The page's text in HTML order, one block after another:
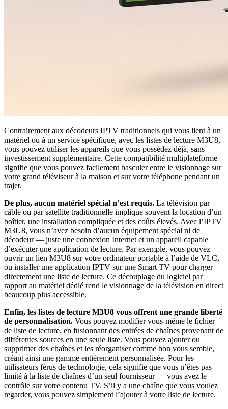
Contrairement aux décodeurs IPTV traditionnels qui vous lient à un
matériel ou à un service spécifique, avec les listes de lecture M3U8,
vous pouvez utiliser les appareils que vous possédez déjà, sans
investissement supplémentaire. Cette compatibilité multiplateforme
signifie que vous pouvez facilement basculer entre le visionnage sur
votre grand téléviseur à la maison et sur votre téléphone pendant un
trajet.
De plus, aucun matériel spécial n’est requis. La télévision par
câble ou par satellite traditionnelle implique souvent la location d’un
boîtier, une installation compliquée et des coûts élevés. Avec l’IPTV
M3U8, vous n’avez besoin d’aucun équipement spécial ni de
décodeur — juste une connexion Internet et un appareil capable
d’exécuter une application de lecture. Par exemple, vous pouvez
ouvrir un lien M3U8 sur votre ordinateur portable à l’aide de VLC,
ou installer une application IPTV sur une Smart TV pour charger
directement une liste de lecture. Ce découplage du logiciel par
rapport au matériel dédié rend le visionnage de la télévision en direct
beaucoup plus accessible.
Enfin, les listes de lecture M3U8 vous offrent une grande liberté
de personnalisation. Vous pouvez modifier vous-même le fichier
de liste de lecture, en fusionnant des entrées de chaînes provenant de
différentes sources en une seule liste. Vous pouvez ajouter ou
supprimer des chaînes et les réorganiser comme bon vous semble,
créant ainsi une gamme entièrement personnalisée. Pour les
utilisateurs férus de technologie, cela signifie que vous n’êtes pas
limité à la liste de chaînes d’un seul fournisseur — vous avez le
contrôle sur votre contenu TV. S’il y a une chaîne que vous voulez
regarder, vous pouvez simplement l’ajouter à votre liste de lecture.